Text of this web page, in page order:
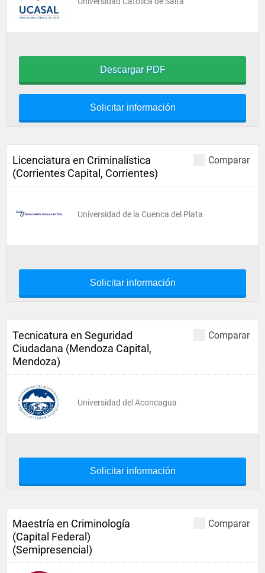
Descargar PDF
Solicitar información
Comparar
Licenciatura en Criminalística
(Corrientes Capital, Corrientes)
Universidad de la Cuenca del Plata
Solicitar información
Comparar
Tecnicatura en Seguridad
Ciudadana (Mendoza Capital,
Mendoza)
Universidad del Aconcagua
Solicitar información
Comparar
Maestría en Criminología
(Capital Federal)
(Semipresencial)